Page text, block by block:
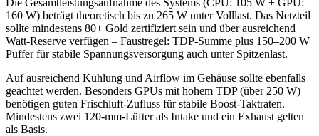
160 W) beträgt theoretisch bis zu 265 W unter Volllast. Das Netzteil
sollte mindestens 80+ Gold zertifiziert sein und über ausreichend
Watt-Reserve verfügen – Faustregel: TDP-Summe plus 150–200 W
Puffer für stabile Spannungsversorgung auch unter Spitzenlast.
Auf ausreichend Kühlung und Airflow im Gehäuse sollte ebenfalls
geachtet werden. Besonders GPUs mit hohem TDP (über 250 W)
benötigen guten Frischluft-Zufluss für stabile Boost-Taktraten.
Mindestens zwei 120-mm-Lüfter als Intake und ein Exhaust gelten
als Basis.